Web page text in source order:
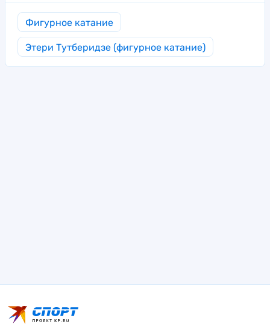
Фигурное катание
Этери Тутберидзе (фигурное катание)